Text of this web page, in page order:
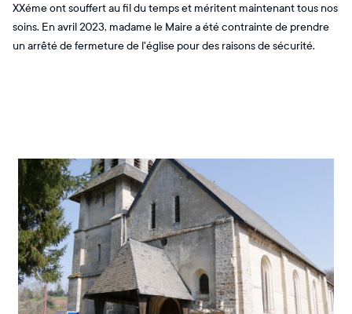
XXéme ont souffert au fil du temps et méritent maintenant tous nos
soins. En avril 2023, madame le Maire a été contrainte de prendre
un arrêté de fermeture de l'église pour des raisons de sécurité.